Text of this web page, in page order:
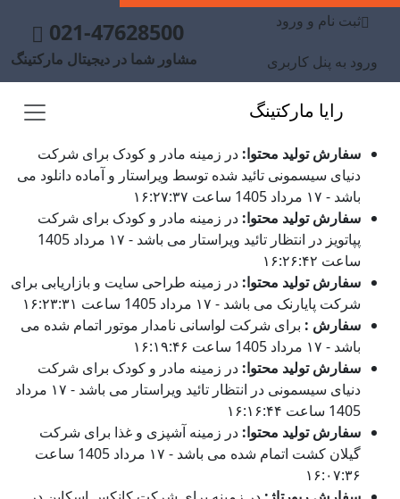
ثبت نام و ورود
ورود به پنل کاربری
021-47628500
مشاور شما در دیجیتال مارکتینگ
رایا مارکتینگ
سفارش تولید محتوا: در زمینه مادر و کودک برای شرکت
دنیای سیسمونی تائید شده توسط ویراستار و آماده دانلود می
باشد - ۱۷ مرداد 1405 ساعت ۱۶:۲۷:۳۷
سفارش تولید محتوا: در زمینه مادر و کودک برای شرکت
پپاتویز در انتظار تائید ویراستار می باشد - ۱۷ مرداد 1405
ساعت ۱۶:۲۶:۴۲
سفارش تولید محتوا: در زمینه طراحی سایت و بازاریابی برای
شرکت پایارنک می باشد - ۱۷ مرداد 1405 ساعت ۱۶:۲۳:۳۱
سفارش : برای شرکت لواسانی نامدار موتور اتمام شده می
باشد - ۱۷ مرداد 1405 ساعت ۱۶:۱۹:۴۶
سفارش تولید محتوا: در زمینه مادر و کودک برای شرکت
دنیای سیسمونی در انتظار تائید ویراستار می باشد - ۱۷ مرداد
1405 ساعت ۱۶:۱۶:۴۴
سفارش تولید محتوا: در زمینه آشپزی و غذا برای شرکت
گیلان کشت اتمام شده می باشد - ۱۷ مرداد 1405 ساعت
۱۶:۰۷:۳۶